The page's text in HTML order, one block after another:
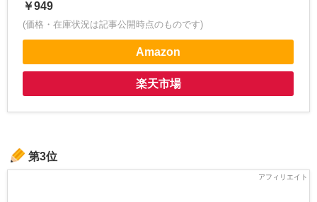
￥949
(価格・在庫状況は記事公開時点のものです)
Amazon
楽天市場
第3位